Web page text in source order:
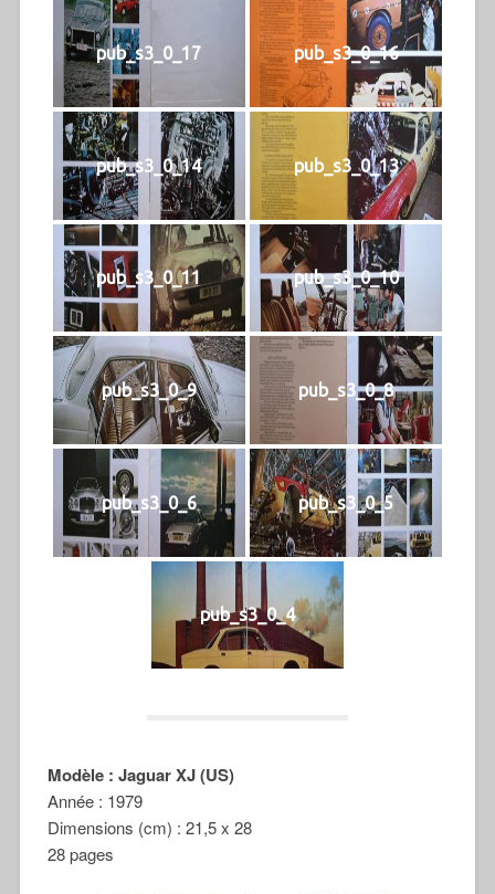
pub_s3_0_17 pub_s3_0_16
pub_s3_0_14 pub_s3_0_13
pub_s3_0_11 pub_s3_0_10
pub_s3_0_9 pub_s3_0_8
pub_s3_0_6 pub_s3_0_5
pub_s3_0_4
Modèle : Jaguar XJ (US)
Année : 1979
Dimensions (cm) : 21,5 x 28
28 pages